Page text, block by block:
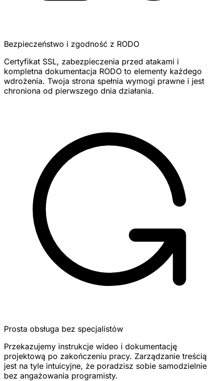
Bezpieczeństwo i zgodność z RODO
Certyfikat SSL, zabezpieczenia przed atakami i
kompletna dokumentacja RODO to elementy każdego
wdrożenia. Twoja strona spełnia wymogi prawne i jest
chroniona od pierwszego dnia działania.
Prosta obsługa bez specjalistów
Przekazujemy instrukcje wideo i dokumentację
projektową po zakończeniu pracy. Zarządzanie treścią
jest na tyle intuicyjne, że poradzisz sobie samodzielnie
bez angażowania programisty.